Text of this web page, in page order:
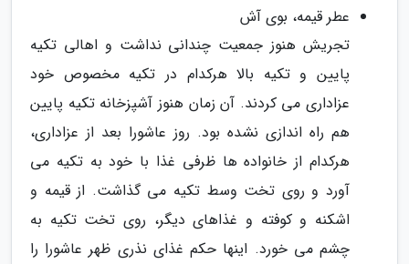
عطر قیمه، بوی آش
تجریش هنوز جمعیت چندانی نداشت و اهالی تکیه
پایین و تکیه بالا هرکدام در تکیه مخصوص خود
عزاداری می کردند. آن زمان هنوز آشپزخانه تکیه پایین
هم راه اندازی نشده بود. روز عاشورا بعد از عزاداری،
هرکدام از خانواده ها ظرفی غذا با خود به تکیه می
آورد و روی تخت وسط تکیه می گذاشت. از قیمه و
اشکنه و کوفته و غذاهای دیگر، روی تخت تکیه به
چشم می خورد. اینها حکم غذای نذری ظهر عاشورا را